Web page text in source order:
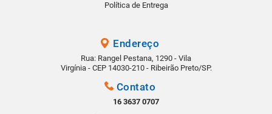
Política de Entrega
Endereço
Rua: Rangel Pestana, 1290 - Vila
Virgínia - CEP 14030-210 - Ribeirão Preto/SP.
Contato
16 3637 0707